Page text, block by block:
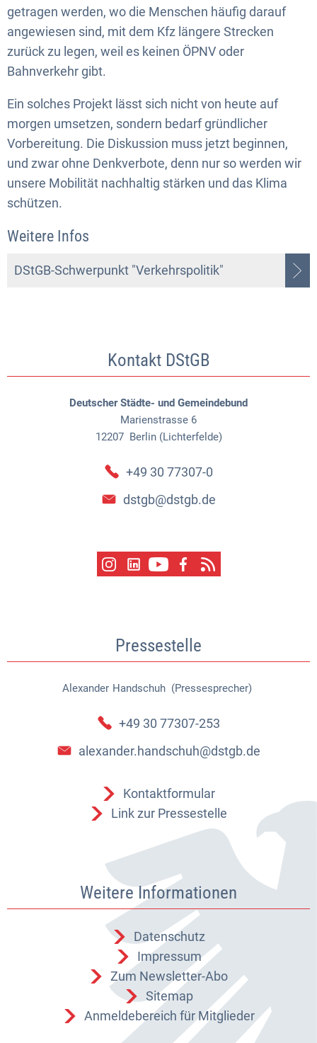
getragen werden, wo die Menschen häufig darauf
angewiesen sind, mit dem Kfz längere Strecken
zurück zu legen, weil es keinen ÖPNV oder
Bahnverkehr gibt.
Ein solches Projekt lässt sich nicht von heute auf
morgen umsetzen, sondern bedarf gründlicher
Vorbereitung. Die Diskussion muss jetzt beginnen,
und zwar ohne Denkverbote, denn nur so werden wir
unsere Mobilität nachhaltig stärken und das Klima
schützen.
Weitere Infos
DStGB-Schwerpunkt "Verkehrspolitik"
Kontakt DStGB
Deutscher Städte- und Gemeindebund
Marienstrasse 6
12207 Berlin (Lichterfelde)
+49 30 77307-0
dstgb@dstgb.de
Pressestelle
Alexander Handschuh (Pressesprecher)
Alexander Handschuh
+49 30 77307-253
alexander.handschuh@dstgb.de
Kontaktformular
Link zur Pressestelle
Weitere Informationen
Datenschutz
Impressum
Zum Newsletter-Abo
Sitemap
Anmeldebereich für Mitglieder